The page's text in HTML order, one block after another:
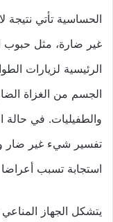
الحساسية تأتي نتيجة
غير ضارة، مثل حبوب
الرئيسية لزيارات
الجسم من الغزاة
والطفيليات. في حالة
تفسير شيء غير ضار
استجابة تسبب
يتشكل الجهاز